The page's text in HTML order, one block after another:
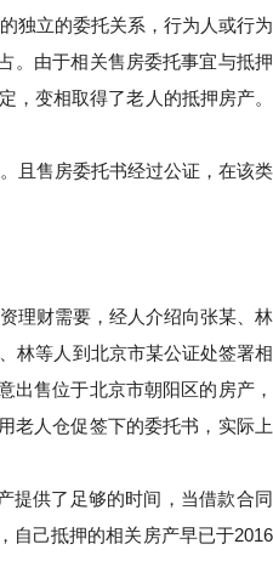
独立的委托关系，行为人或行为
。由于相关售房委托事宜与抵
，变相取得了老人的抵押房产
且售房委托书经过公证，在该
理财需要，经人介绍向张某、
林等人到北京市某公证处签署
出售位于北京市朝阳区的房产
老人仓促签下的委托书，实际
提供了足够的时间，当借款合同
自己抵押的相关房产早已于